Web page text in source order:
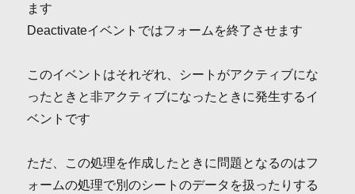
ます
Deactivateイベントではフォームを終了させます
このイベントはそれぞれ、シートがアクティブにな
ったときと非アクティブになったときに発生するイ
ベントです
ただ、この処理を作成したときに問題となるのはフ
ォームの処理で別のシートのデータを扱ったりする